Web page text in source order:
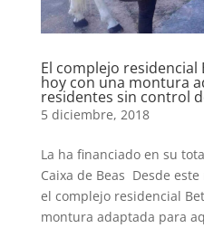
El complejo
hoy con una montura
residentes sin control
5 diciembre, 2018
La ha financiado en su
Caixa de Beas Desde
el complejo residencial
montura adaptada para